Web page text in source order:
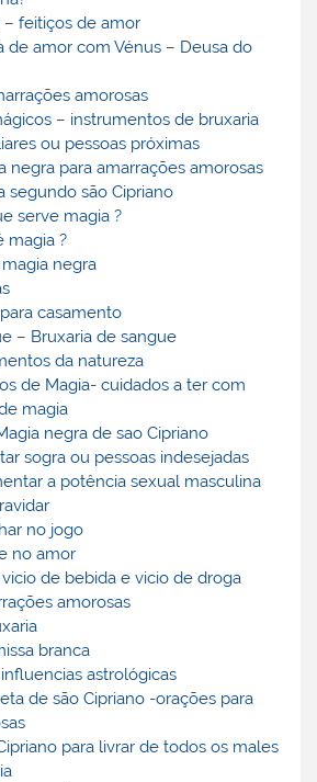
feitiços de amor
de amor com Vénus – Deusa do
amorosas
– instrumentos de bruxaria
ou pessoas próximas
negra para amarrações amorosas
segundo são Cipriano
serve magia ?
magia ?
negra
casamento
– Bruxaria de sangue
da natureza
de Magia- cuidados a ter com
magia
negra de sao Cipriano
sogra ou pessoas indesejadas
a potência sexual masculina
no jogo
no amor
de bebida e vicio de droga
amorosas
branca
astrológicas
de são Cipriano -orações para
para livrar de todos os males